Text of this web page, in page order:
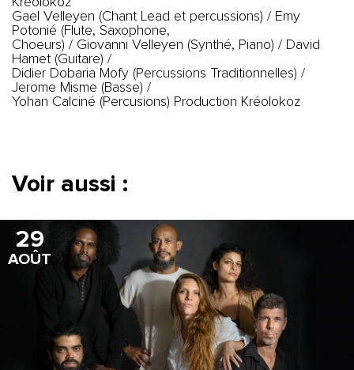
Gael Velleyen (Chant Lead et percussions) / Emy
Potonié (Flute, Saxophone,
Choeurs) / Giovanni Velleyen (Synthé, Piano) / David
Hamet (Guitare) /
Didier Dobaria Mofy (Percussions Traditionnelles) /
Jerome Misme (Basse) /
Yohan Calciné (Percusions) Production Kréolokoz
Voir aussi :
29
AOÛT